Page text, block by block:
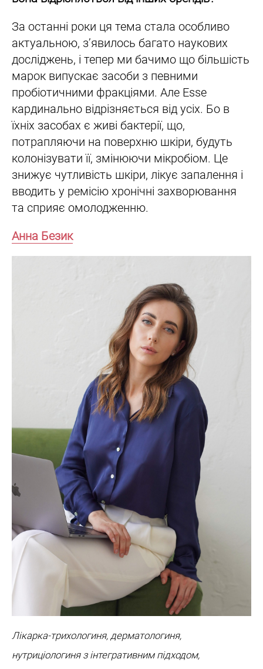
За останні роки ця тема стала особливо
актуальною, з’явилось багато наукових
досліджень, і тепер ми бачимо що більшість
марок випускає засоби з певними
пробіотичними фракціями. Але Esse
кардинально відрізняється від усіх. Бо в
їхніх засобах є живі бактерії, що,
потрапляючи на поверхню шкіри, будуть
колонізувати її, змінюючи мікробіом. Це
знижує чутливість шкіри, лікує запалення і
вводить у ремісію хронічні захворювання
та сприяє омолодженню.
Анна Безик
Лікарка-трихологиня, дерматологиня,
нутриціологиня з інтегративним підходом,